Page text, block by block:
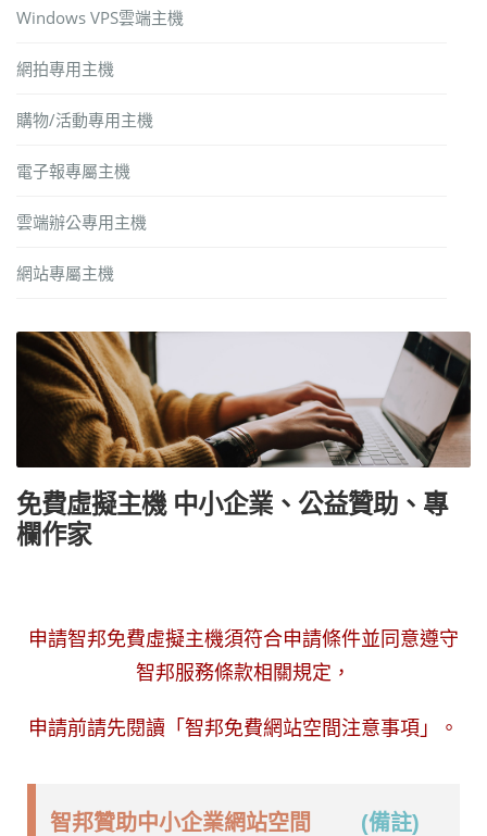
Windows VPS雲端主機
網拍專用主機
購物/活動專用主機
電子報專屬主機
雲端辦公專用主機
網站專屬主機
免費虛擬主機 中小企業、公益贊助、專
欄作家
申請智邦免費虛擬主機須符合申請條件並同意遵守
智邦服務條款相關規定，
申請前請先閱讀「智邦免費網站空間注意事項 」。
智邦贊助中小企業網站空間 (備註)